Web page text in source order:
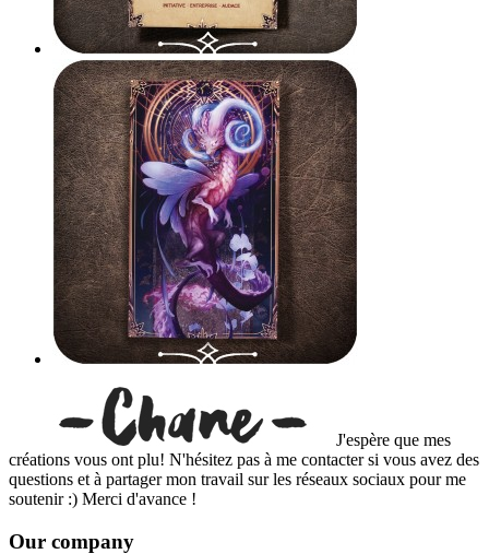
J'espère que mes
créations vous ont plu! N'hésitez pas à me contacter si vous avez des
questions et à partager mon travail sur les réseaux sociaux pour me
soutenir :) Merci d'avance !
Our company